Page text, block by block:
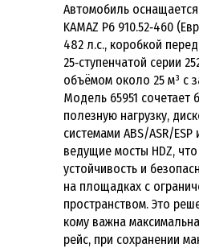
Автомобиль
KAMAZ Р6 910.52‑460
482 л.с., коробкой
25‑ступенчатой серии
объёмом около 25 м³ с
Модель 65951 сочетает
полезную нагрузку,
системами ABS/ASR/
ведущие мосты HDZ,
устойчивость и
на площадках с
пространством. Это
кому важна
рейс, при сохранении